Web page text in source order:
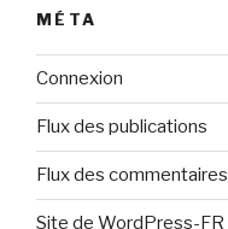
MÉTA
Connexion
Flux des publications
Flux des commentaires
Site de WordPress-FR